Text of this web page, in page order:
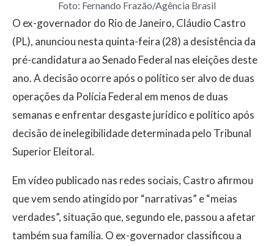
Foto: Fernando Frazão/Agência Brasil
O ex-governador do Rio de Janeiro, Cláudio Castro
(PL), anunciou nesta quinta-feira (28) a desistência da
pré-candidatura ao Senado Federal nas eleições deste
ano. A decisão ocorre após o político ser alvo de duas
operações da Polícia Federal em menos de duas
semanas e enfrentar desgaste jurídico e político após
decisão de inelegibilidade determinada pelo Tribunal
Superior Eleitoral.
Em vídeo publicado nas redes sociais, Castro afirmou
que vem sendo atingido por “narrativas” e “meias
verdades”, situação que, segundo ele, passou a afetar
também sua família. O ex-governador classificou a